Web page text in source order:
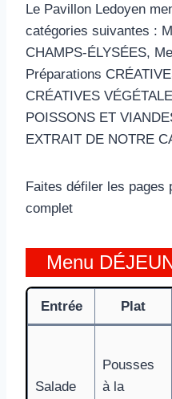
Le Pavillon Ledoyen
catégories suivantes :
CHAMPS-ÉLYSÉES,
Préparations
CRÉATIVES
POISSONS ET
EXTRAIT DE NOTRE
Faites défiler les pages
complet
Menu
Entrée Plat
Salade
Pousses
à la